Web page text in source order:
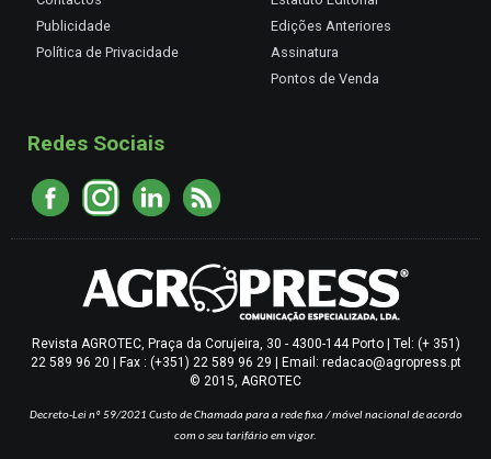
Publicidade
Política de Privacidade
Edições Anteriores
Assinatura
Pontos de Venda
Redes Sociais
Revista AGROTEC, Praça da Corujeira, 30 - 4300-144 Porto | Tel: (+ 351)
22 589 96 20 | Fax : (+351) 22 589 96 29 | Email: redacao@agropress.pt
© 2015, AGROTEC
Decreto-Lei nº 59/2021 Custo de Chamada para a rede fixa / móvel nacional de acordo
com o seu tarifário em vigor.